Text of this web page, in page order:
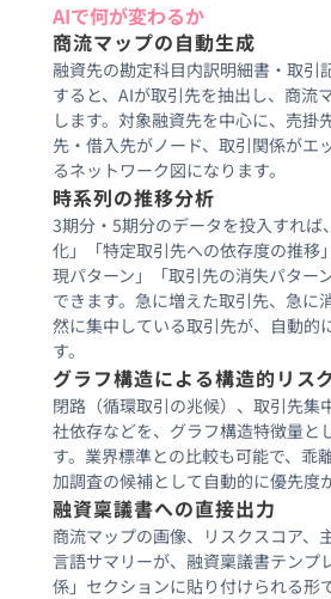
AIで何が変わるか
商流マップの自動生成
融資先の勘定科目内訳明細書・取引
すると、AIが取引先を抽出し、商流
します。対象融資先を中心に、売掛
先・借入先がノード、取引関係がエ
るネットワーク図になります。
時系列の推移分析
3期分・5期分のデータを投入すれば
化」「特定取引先への依存度の推移
現パターン」「取引先の消失パター
できます。急に増えた取引先、急に
然に集中している取引先が、自動的
す。
グラフ構造による構造的リス
閉路（循環取引の兆候）、取引先集
社依存などを、グラフ構造特徴量と
す。業界標準との比較も可能で、乖
加調査の候補として自動的に優先度
融資稟議書への直接出力
商流マップの画像、リスクスコア、
言語サマリーが、融資稟議書テンプ
係」セクションに貼り付けられる形